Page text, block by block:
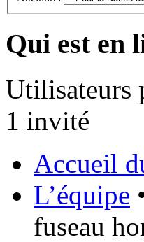
Qui est en
Utilisateurs
1 invité
Accueil
L’équipe
fuseau